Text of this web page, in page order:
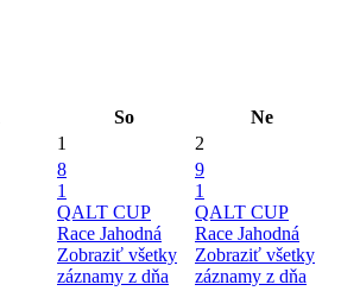
So
Ne
1 2
8
1
QALT CUP
Race Jahodná
Zobraziť všetky
záznamy z dňa
9
1
QALT CUP
Race Jahodná
Zobraziť všetky
záznamy z dňa